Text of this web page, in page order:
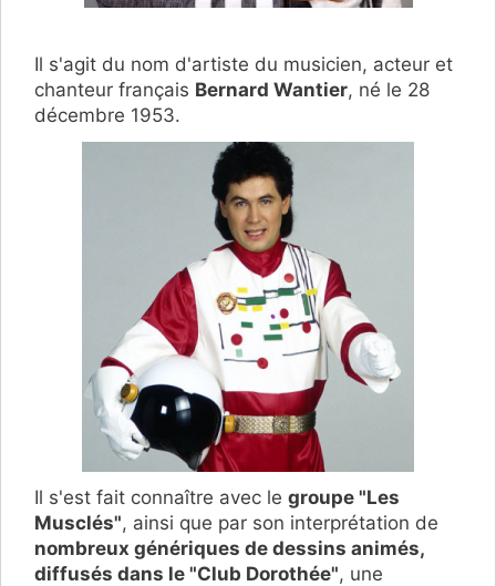
Il s'agit du nom d'artiste du musicien, acteur et
chanteur français Bernard Wantier, né le 28
décembre 1953.
Il s'est fait connaître avec le groupe "Les
Musclés", ainsi que par son interprétation de
nombreux génériques de dessins animés,
diffusés dans le "Club Dorothée", une